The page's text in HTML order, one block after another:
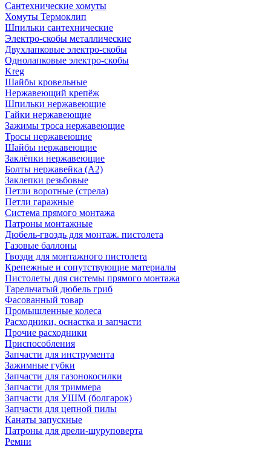
Сантехнические хомуты
Хомуты Термоклип
Шпильки сантехнические
Электро-скобы металлические
Двухлапковые электро-скобы
Однолапковые электро-скобы
Kreg
Шайбы кровельные
Нержавеющий крепёж
Шпильки нержавеющие
Гайки нержавеющие
Зажимы троса нержавеющие
Тросы нержавеющие
Шайбы нержавеющие
Заклёпки нержавеющие
Болты нержавейка (А2)
Заклепки резьбовые
Петли воротные (стрела)
Петли гаражные
Система прямого монтажа
Патроны монтажные
Дюбель-гвоздь для монтаж. пистолета
Газовые баллоны
Гвозди для монтажного пистолета
Крепежные и сопутствующие материалы
Пистолеты для системы прямого монтажа
Тарельчатый дюбель гриб
Фасованный товар
Промышленные колеса
Расходники, оснастка и запчасти
Прочие расходники
Приспособления
Запчасти для инструмента
Зажимные губки
Запчасти для газонокосилки
Запчасти для триммера
Запчасти для УШМ (болгарок)
Запчасти для цепной пилы
Канаты запускные
Патроны для дрели-шуруповерта
Ремни